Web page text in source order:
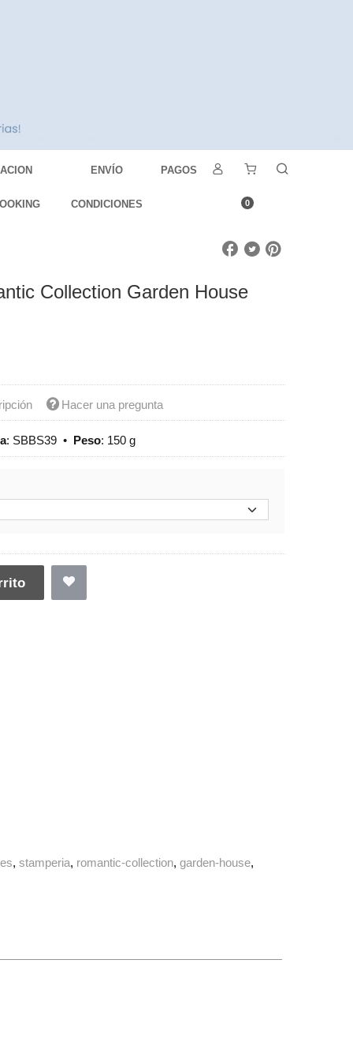
ENVÍO
CONDICIONES
PAGOS
0
Collection Garden House
Hacer una pregunta
: SBBS39 • Peso: 150 g
stamperia romantic-collection garden-house